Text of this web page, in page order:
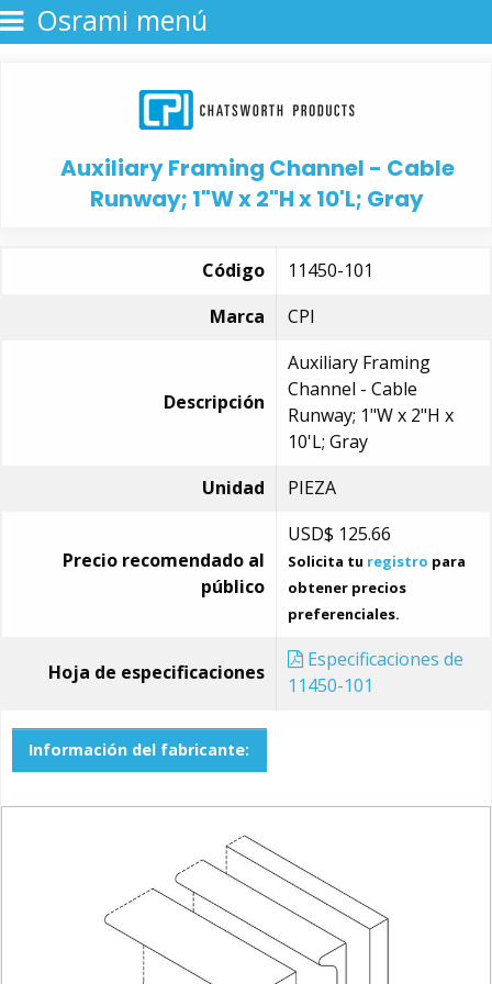
Osrami menú
Auxiliary Framing Channel - Cable
Runway; 1"W x 2"H x 10'L; Gray
Código
11450-101
Marca
CPI
Descripción
Auxiliary Framing
Channel - Cable
Runway; 1"W x 2"H x
10'L; Gray
Unidad
PIEZA
Precio recomendado al
público
USD$ 125.66
Solicita tu registro para
obtener precios
preferenciales.
Hoja de especificaciones
Especificaciones de
11450-101
Información del fabricante: